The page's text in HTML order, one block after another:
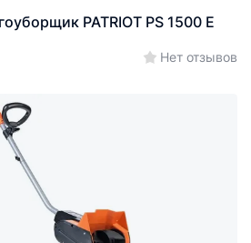
PATRIOT PS 1500 E
Нет отзывов